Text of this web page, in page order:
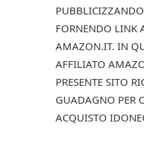
FORNENDO LINK
AMAZON.IT. IN
AFFILIATO
PRESENTE SITO
GUADAGNO PER
ACQUISTO